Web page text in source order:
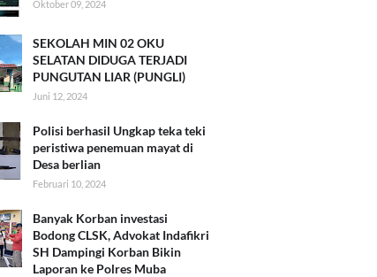
Oktober 09, 2024
SEKOLAH MIN 02 OKU
SELATAN DIDUGA TERJADI
PUNGUTAN LIAR (PUNGLI)
Juni 12, 2024
Polisi berhasil Ungkap teka teki
peristiwa penemuan mayat di
Desa berlian
Februari 10, 2024
Banyak Korban investasi
Bodong CLSK, Advokat Indafikri
SH Dampingi Korban Bikin
Laporan ke Polres Muba